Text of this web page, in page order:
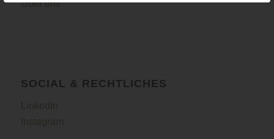
Über uns
SOCIAL & RECHTLICHES